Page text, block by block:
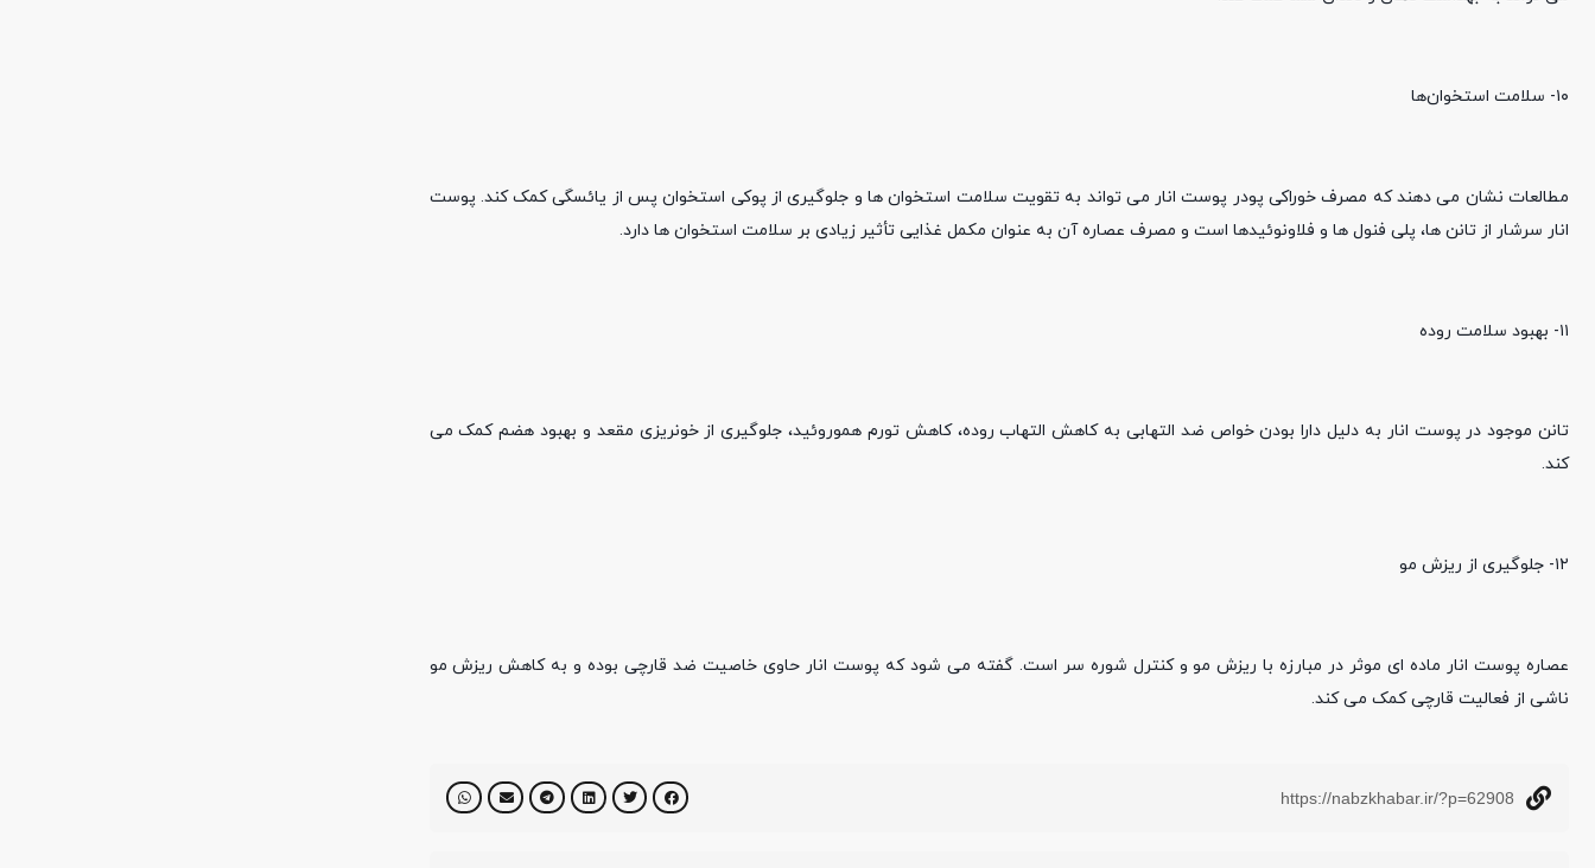
۱۰- سلامت استخوان‌ها
مطالعات نشان می دهند که مصرف خوراکی پودر پوست انار می تواند به تقویت سلامت استخوان ها و جلوگیری از پوکی استخوان پس از یائسگی کمک کند. پوست
انار سرشار از تانن ها، پلی فنول ها و فلاونوئیدها است و مصرف عصاره آن به عنوان مکمل غذایی تأثیر زیادی بر سلامت استخوان ها دارد.
۱۱- بهبود سلامت روده
تانن موجود در پوست انار به دلیل دارا بودن خواص ضد التهابی به کاهش التهاب روده، کاهش تورم هموروئید، جلوگیری از خونریزی مقعد و بهبود هضم کمک می
کند.
۱۲- جلوگیری از ریزش مو
عصاره پوست انار ماده ای موثر در مبارزه با ریزش مو و کنترل شوره سر است. گفته می شود که پوست انار حاوی خاصیت ضد قارچی بوده و به کاهش ریزش مو
ناشی از فعالیت قارچی کمک می کند.
https://nabzkhabar.ir/?p=62908